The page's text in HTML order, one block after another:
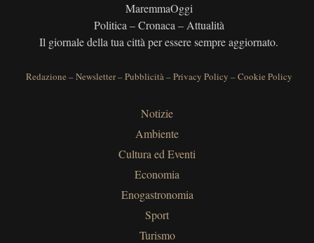
MaremmaOggi
Politica – Cronaca – Attualità
Il giornale della tua città per essere sempre aggiornato.
Redazione –Newsletter–Pubblicità–Privacy Policy –Cookie Policy
Notizie
Ambiente
Cultura ed Eventi
Economia
Enogastronomia
Sport
Turismo